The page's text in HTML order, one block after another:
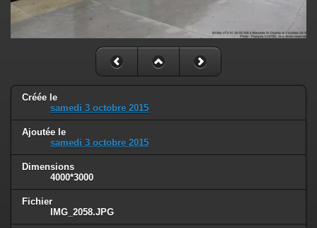
Créée le
samedi 3 octobre 2015
Ajoutée le
samedi 3 octobre 2015
Dimensions
4000*3000
Fichier
IMG_2058.JPG